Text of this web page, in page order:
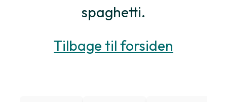
spaghetti.
Tilbage til forsiden